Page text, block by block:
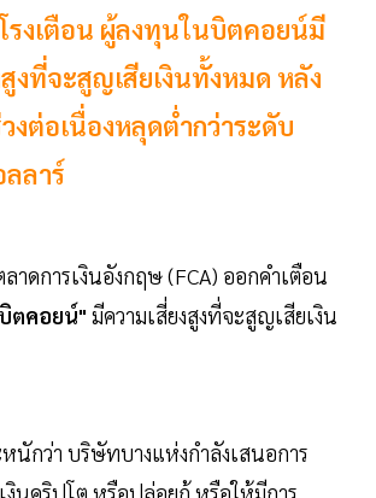
รงเตือน ผู้ลงทุนในบิตคอยน์มี
งที่จะสูญเสียเงินทั้งหมด หลัง
งต่อเนื่องหลุดต่ำกว่าระดับ
ลาร์
าดการเงินอังกฤษ (FCA) ออกคำเตือน
บิตคอยน์" มีความเสี่ยงสูงที่จะสูญเสียเงิน
หนักว่า บริษัทบางแห่งกำลังเสนอการ